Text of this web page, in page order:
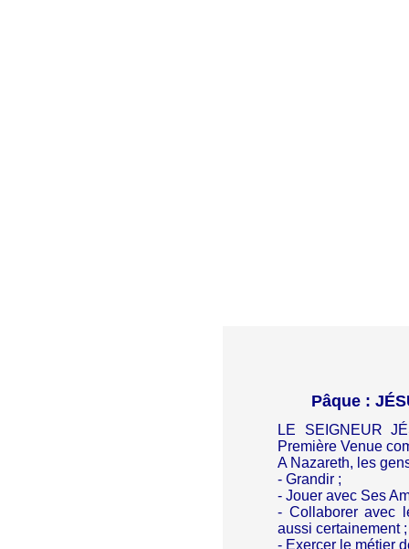
Pâque :
LE SEIGNEUR
Première Venue
A Nazareth, les
- Grandir ;
- Jouer avec Ses
- Collaborer avec
aussi certainement ;
- Exercer le métier